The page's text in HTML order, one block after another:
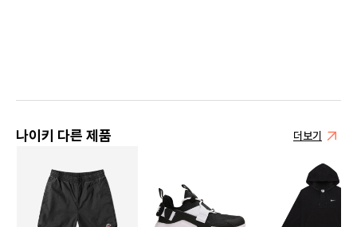
나이키 다른 제품 더보기